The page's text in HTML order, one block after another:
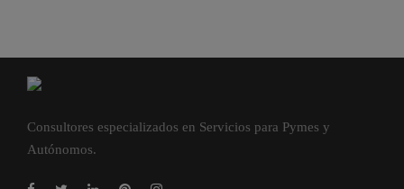
Consultores especializados en Servicios para Pymes y
Autónomos.